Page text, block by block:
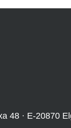
48 · E-20870